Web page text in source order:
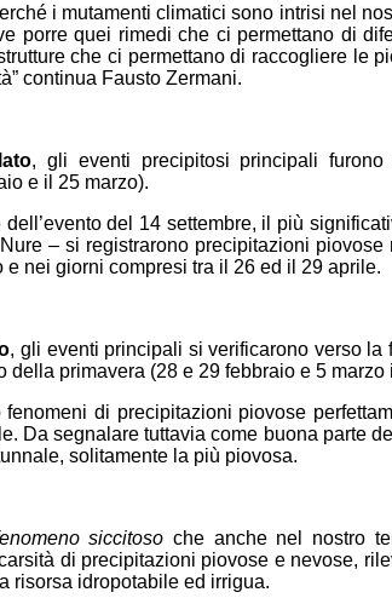
i mutamenti climatici sono intrisi nel
porre quei rimedi che ci permettano di
che ci permettano di raccogliere le
continua Fausto Zermani.
, gli eventi precipitosi principali
e il 25 marzo).
del 14 settembre, il più
– si registrarono precipitazioni
nei giorni compresi tra il 26 ed il 29 aprile.
, gli eventi principali si verificarono verso la
della primavera (28 e 29 febbraio e 5
di precipitazioni piovose
Da segnalare tuttavia come buona parte
solitamente la più piovosa.
siccitoso che anche nel nostro
di precipitazioni piovose e nevose,
risorsa idropotabile ed irrigua.